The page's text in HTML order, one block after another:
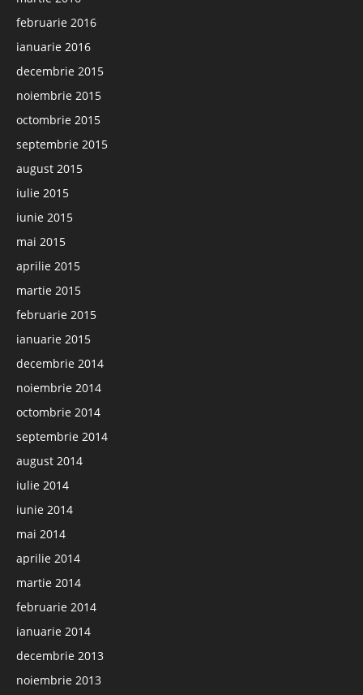
februarie 2016
ianuarie 2016
decembrie 2015
noiembrie 2015
octombrie 2015
septembrie 2015
august 2015
iulie 2015
iunie 2015
mai 2015
aprilie 2015
martie 2015
februarie 2015
ianuarie 2015
decembrie 2014
noiembrie 2014
octombrie 2014
septembrie 2014
august 2014
iulie 2014
iunie 2014
mai 2014
aprilie 2014
martie 2014
februarie 2014
ianuarie 2014
decembrie 2013
noiembrie 2013